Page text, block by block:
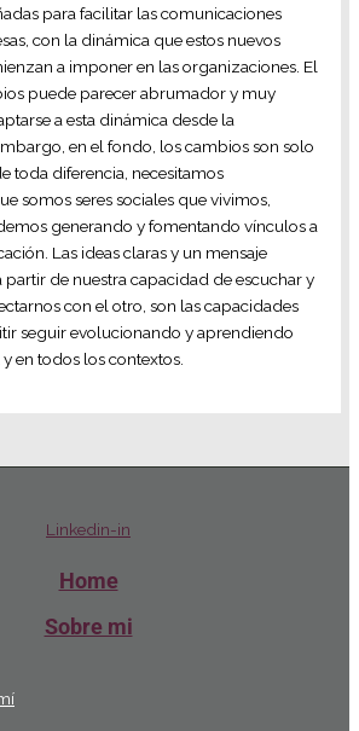
para facilitar las comunicaciones
con la dinámica que estos nuevos
a imponer en las organizaciones. El
puede parecer abrumador y muy
a esta dinámica desde la
en el fondo, los cambios son solo
toda diferencia, necesitamos
somos seres sociales que vivimos,
generando y fomentando vínculos a
Las ideas claras y un mensaje
de nuestra capacidad de escuchar y
con el otro, son las capacidades
seguir evolucionando y aprendiendo
en todos los contextos.
Linkedin-in
Home
Sobre mi